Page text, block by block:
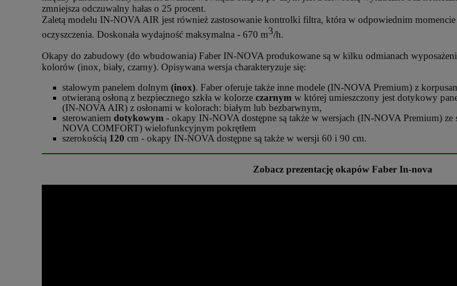
zmniejsza odczuwalny hałas o 25 procent.
Zaletą modelu IN-NOVA AIR jest również zastosowanie kontrolki filtra, która w odpowiednim
oczyszczenia. Doskonała wydajność maksymalna - 670 m3/h.
Okapy do zabudowy (do wbudowania) Faber IN-NOVA produkowane są w kilku odmianach
kolorów (inox, biały, czarny). Opisywana wersja charakteryzuje się:
stalowym panelem dolnym (inox). Faber oferuje także inne modele (IN-NOVA Premium) z
otwieraną osłoną z bezpiecznego szkła w kolorze czarnym w której umieszczony jest dotykowy
(IN-NOVA AIR) z osłonami w kolorach: białym lub bezbarwnym,
sterowaniem dotykowym - okapy IN-NOVA dostępne są także w wersjach (IN-NOVA Premium)
NOVA COMFORT) wielofunkcyjnym pokrętłem
szerokością 120 cm - okapy IN-NOVA dostępne są także w wersji 60 i 90 cm.
Zobacz prezentację okapów Faber In-nova